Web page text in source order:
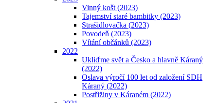
Vinný košt (2023)
Tajemství staré bambitky (2023)
Strašidlovačka (2023)
Povodeň (2023)
Vítání občánků (2023)
2022
Ukliďme svět a Česko a hlavně Káraný
(2022)
Oslava výročí 100 let od založení SDH
Káraný (2022)
Postřižiny v Káraném (2022)